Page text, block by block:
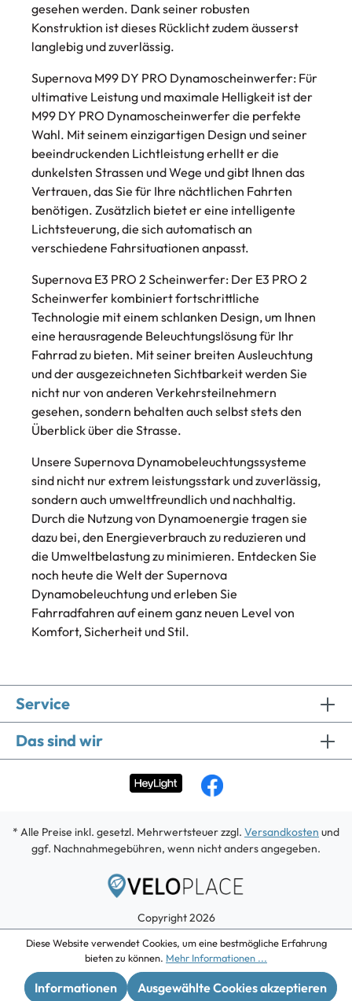
gesehen werden. Dank seiner robusten
Konstruktion ist dieses Rücklicht zudem äusserst
langlebig und zuverlässig.
Supernova M99 DY PRO Dynamoscheinwerfer: Für
ultimative Leistung und maximale Helligkeit ist der
M99 DY PRO Dynamoscheinwerfer die perfekte
Wahl. Mit seinem einzigartigen Design und seiner
beeindruckenden Lichtleistung erhellt er die
dunkelsten Strassen und Wege und gibt Ihnen das
Vertrauen, das Sie für Ihre nächtlichen Fahrten
benötigen. Zusätzlich bietet er eine intelligente
Lichtsteuerung, die sich automatisch an
verschiedene Fahrsituationen anpasst.
Supernova E3 PRO 2 Scheinwerfer: Der E3 PRO 2
Scheinwerfer kombiniert fortschrittliche
Technologie mit einem schlanken Design, um Ihnen
eine herausragende Beleuchtungslösung für Ihr
Fahrrad zu bieten. Mit seiner breiten Ausleuchtung
und der ausgezeichneten Sichtbarkeit werden Sie
nicht nur von anderen Verkehrsteilnehmern
gesehen, sondern behalten auch selbst stets den
Überblick über die Strasse.
Unsere Supernova Dynamobeleuchtungssysteme
sind nicht nur extrem leistungsstark und zuverlässig,
sondern auch umweltfreundlich und nachhaltig.
Durch die Nutzung von Dynamoenergie tragen sie
dazu bei, den Energieverbrauch zu reduzieren und
die Umweltbelastung zu minimieren. Entdecken Sie
noch heute die Welt der Supernova
Dynamobeleuchtung und erleben Sie
Fahrradfahren auf einem ganz neuen Level von
Komfort, Sicherheit und Stil.
Service
Das sind wir
* Alle Preise inkl. gesetzl. Mehrwertsteuer zzgl. Versandkosten und
ggf. Nachnahmegebühren, wenn nicht anders angegeben.
Copyright 2026
Diese Website verwendet Cookies, um eine bestmögliche Erfahrung
bieten zu können. Mehr Informationen ...
Informationen Ausgewählte Cookies akzeptieren